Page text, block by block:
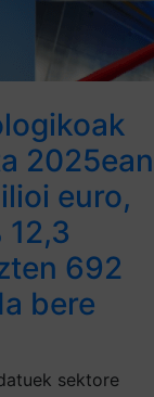
2025ean
euro,
692
bere
sektore